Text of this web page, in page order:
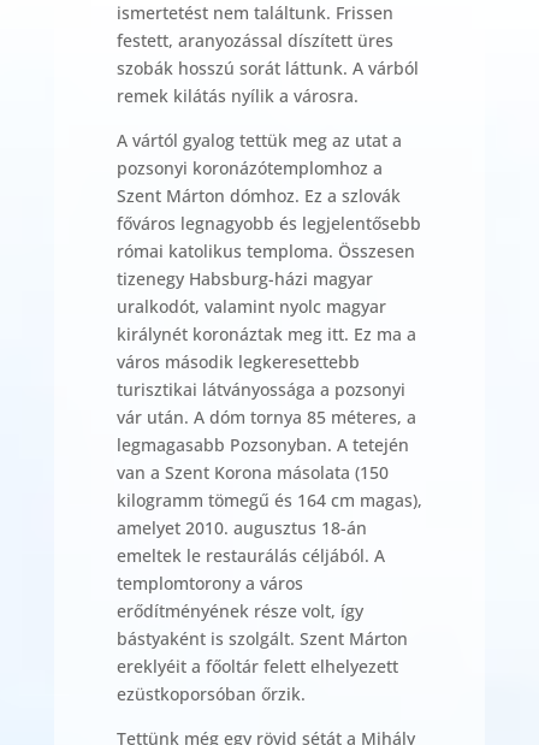
ismertetést nem találtunk. Frissen
festett, aranyozással díszített üres
szobák hosszú sorát láttunk. A várból
remek kilátás nyílik a városra.
A vártól gyalog tettük meg az utat a
pozsonyi koronázótemplomhoz a
Szent Márton dómhoz. Ez a szlovák
főváros legnagyobb és legjelentősebb
római katolikus temploma. Összesen
tizenegy Habsburg-házi magyar
uralkodót, valamint nyolc magyar
királynét koronáztak meg itt. Ez ma a
város második legkeresettebb
turisztikai látványossága a pozsonyi
vár után. A dóm tornya 85 méteres, a
legmagasabb Pozsonyban. A tetején
van a Szent Korona másolata (150
kilogramm tömegű és 164 cm magas),
amelyet 2010. augusztus 18-án
emeltek le restaurálás céljából. A
templomtorony a város
erődítményének része volt, így
bástyaként is szolgált. Szent Márton
ereklyéit a főoltár felett elhelyezett
ezüstkoporsóban őrzik.
Tettünk még egy rövid sétát a Mihály